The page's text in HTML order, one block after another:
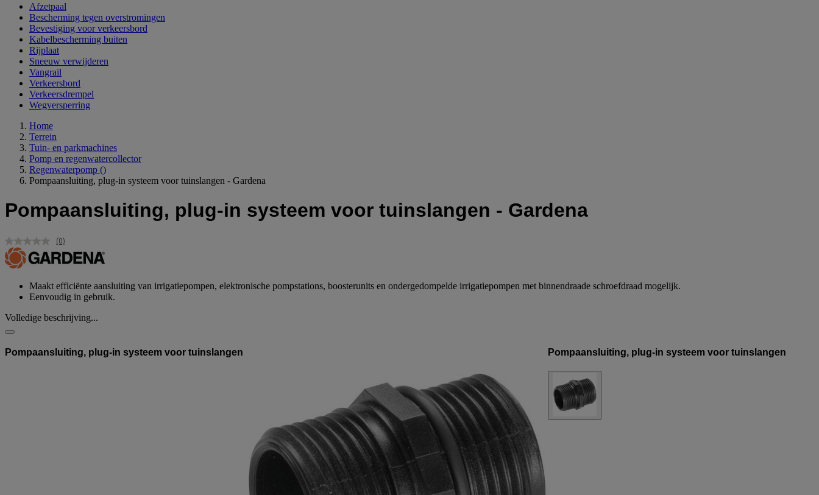
Afzetpaal
Bescherming tegen overstromingen
Bevestiging voor verkeersbord
Kabelbescherming buiten
Rijplaat
Sneeuw verwijderen
Vangrail
Verkeersbord
Verkeersdrempel
Wegversperring
Home
Terrein
Tuin- en parkmachines
Pomp en regenwatercollector
Regenwaterpomp ()
Pompaansluiting, plug-in systeem voor tuinslangen - Gardena
Pompaansluiting, plug-in systeem voor tuinslangen - Gardena
Geen
scorewaarde.
Dezelfde
(0)
Maakt efficiënte aansluiting van irrigatiepompen, elektronische pompstations, boosterunits en ondergedompelde irrigatiepompen met binnendraade schroefdraad mogelijk.
Eenvoudig in gebruik.
Volledige beschrijving...
Pompaansluiting, plug-in systeem voor tuinslangen Pompaansluiting, plug-in systeem voor tuinslangen